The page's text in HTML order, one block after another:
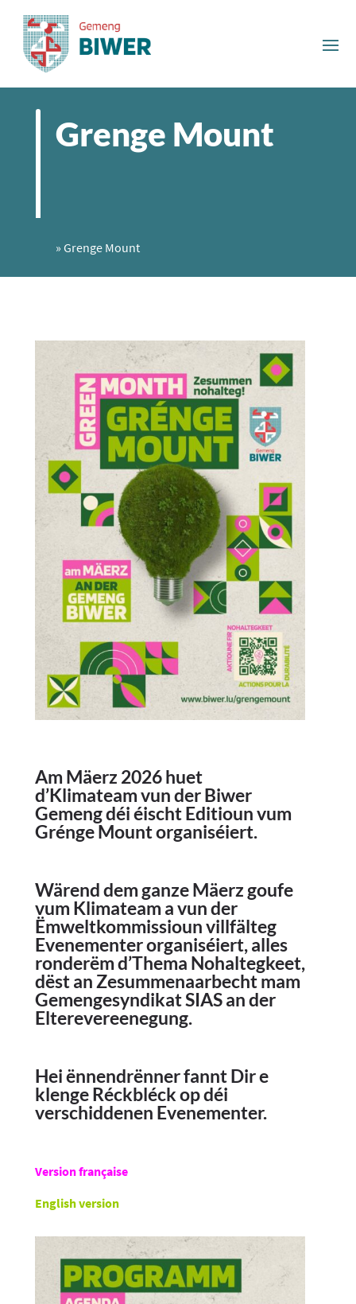
Grenge Mount
» Grenge Mount
Am Mäerz 2026 huet
d’Klimateam vun der Biwer
Gemeng déi éischt Editioun vum
Grénge Mount organiséiert.
Wärend dem ganze Mäerz goufe
vum Klimateam a vun der
Ëmweltkommissioun villfälteg
Evenementer organiséiert, alles
ronderëm d’Thema Nohaltegkeet,
dëst an Zesummenaarbecht mam
Gemengesyndikat SIAS an der
Elterevereenegung.
Hei ënnendrënner fannt Dir e
klenge Réckbléck op déi
verschiddenen Evenementer.
Version française
English version